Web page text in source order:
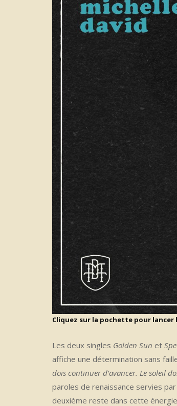
Cliquez sur la pochette pour lancer
Les deux singles Golden Sun et
affiche une détermination sans
dois continuer d’avancer. Le soleil
paroles de renaissance servies
deuxième reste dans cette